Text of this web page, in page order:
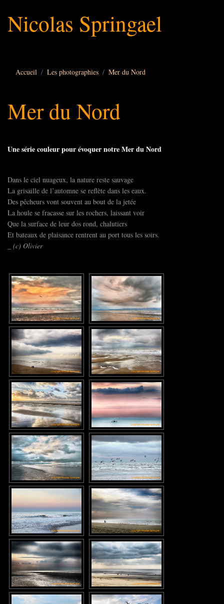
Nicolas Springael
Accueil Les photographies Mer du Nord
Mer du Nord
Une série couleur pour évoquer notre Mer du Nord
Dans le ciel nuageux, la nature reste sauvage
La grisaille de l’automne se reflète dans les eaux.
Des pêcheurs vont souvent au bout de la jetée
La houle se fracasse sur les rochers, laissant voir
Que la surface de leur dos rond, chalutiers
Et bateaux de plaisance rentrent au port tous les soirs.
_ (c) Olivier